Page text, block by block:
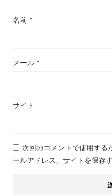
名前 *
メール *
サイト
次回のコメントで使用する
ールアドレス、サイトを保存す